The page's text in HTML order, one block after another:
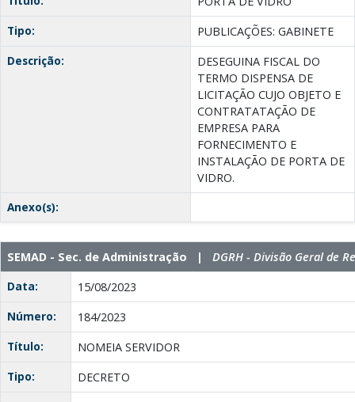
Tipo:
PUBLICAÇÕES: GABINETE
Descrição:
DESEGUINA FISCAL DO
TERMO DISPENSA DE
LICITAÇÃO CUJO OBJETO E
CONTRATATAÇÃO DE
EMPRESA PARA
FORNECIMENTO E
INSTALAÇÃO DE PORTA DE
VIDRO.
Anexo(s):
SEMAD - Sec. de Administração | DGRH - Divisão Geral de
Data:
15/08/2023
Número:
184/2023
Título:
NOMEIA SERVIDOR
Tipo:
DECRETO